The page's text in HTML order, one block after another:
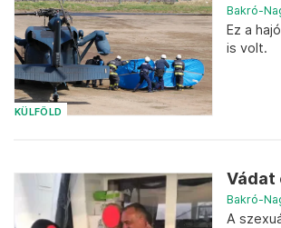
KÜLFÖLD
Bakró-
Ez a
is volt.
Vádat
Bakró-
A